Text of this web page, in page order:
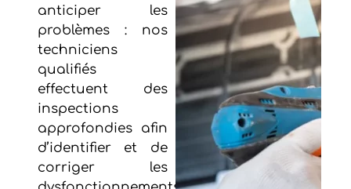
anticiper les
problèmes : nos
techniciens
qualifiés
effectuent des
inspections
approfondies afin
d’identifier et de
corriger les